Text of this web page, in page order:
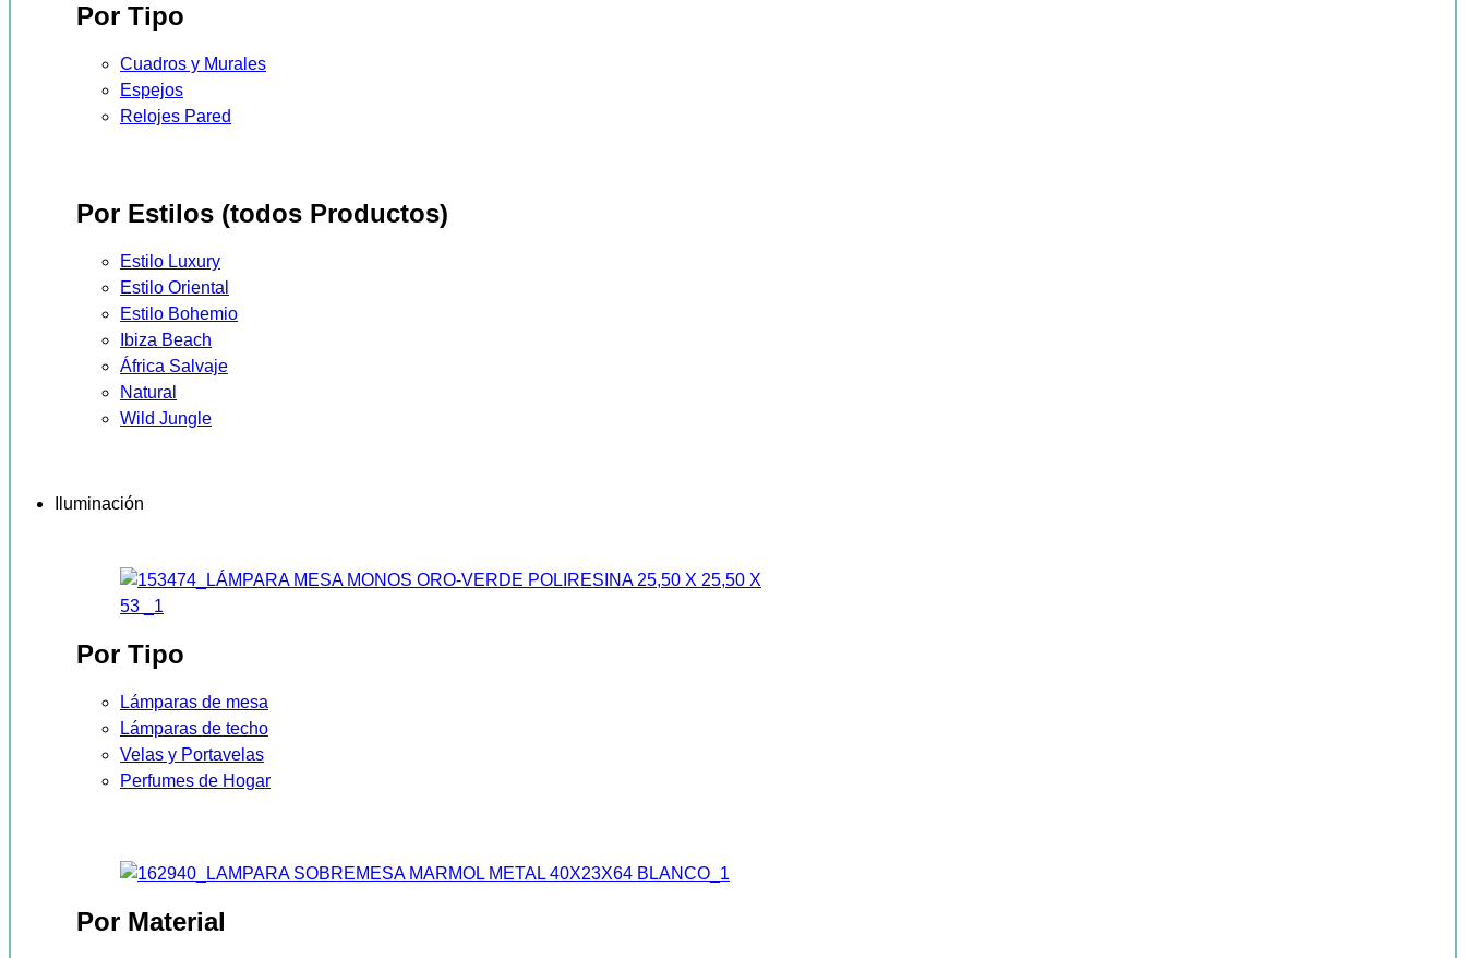
Por Tipo
Cuadros y Murales
Espejos
Relojes Pared
Por Estilos (todos Productos)
Estilo Luxury
Estilo Oriental
Estilo Bohemio
Ibiza Beach
África Salvaje
Natural
Wild Jungle
Iluminación
Por Tipo
Lámparas de mesa
Lámparas de techo
Velas y Portavelas
Perfumes de Hogar
Por Material